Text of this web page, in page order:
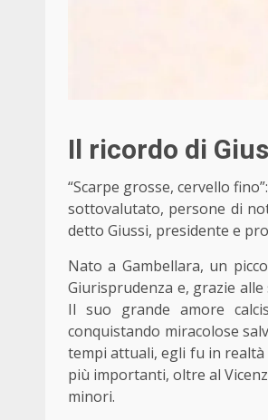
Il ricordo di
“Scarpe grosse, cervello
sottovalutato, persone di
detto Giussi, presidente e
Nato a Gambellara, un
Giurisprudenza e, grazie
Il suo grande amore
conquistando miracolose
tempi attuali, egli fu in
più importanti, oltre al
minori.